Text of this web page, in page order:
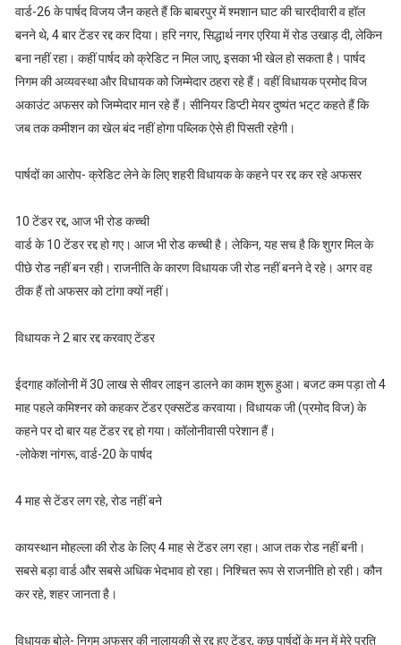
वार्ड-26 के पार्षद विजय जैन कहते हैं कि बाबरपुर में श्मशान घाट की चारदीवारी व हॉल
बनने थे, 4 बार टेंडर रद्द कर दिया। हरि नगर, सिद्धार्थ नगर एरिया में रोड उखाड़ दी, लेकिन
बना नहीं रहा। कहीं पार्षद को क्रेडिट न मिल जाए, इसका भी खेल हो सकता है। पार्षद
निगम की अव्यवस्था और विधायक को जिम्मेदार ठहरा रहे हैं। वहीं विधायक प्रमोद विज
अकाउंट अफसर को जिम्मेदार मान रहे हैं। सीनियर डिप्टी मेयर दुष्यंत भट्‌ट कहते हैं कि
जब तक कमीशन का खेल बंद नहीं होगा पब्लिक ऐसे ही पिसती रहेगी।
पार्षदों का आरोप- क्रेडिट लेने के लिए शहरी विधायक के कहने पर रद्द कर रहे अफसर
10 टेंडर रद्द, आज भी रोड कच्ची
वार्ड के 10 टेंडर रद्द हो गए। आज भी रोड कच्ची है। लेकिन, यह सच है कि शुगर मिल के
पीछे रोड नहीं बन रही। राजनीति के कारण विधायक जी रोड नहीं बनने दे रहे। अगर वह
ठीक हैं तो अफसर को टांगा क्यों नहीं।
विधायक ने 2 बार रद्द करवाए टेंडर
ईदगाह कॉलोनी में 30 लाख से सीवर लाइन डालने का काम शुरू हुआ। बजट कम पड़ा तो 4
माह पहले कमिश्नर को कहकर टेंडर एक्सटेंड करवाया। विधायक जी (प्रमोद विज) के
कहने पर दो बार यह टेंडर रद्द हो गया। कॉलोनीवासी परेशान हैं।
-लोकेश नांगरू, वार्ड-20 के पार्षद
4 माह से टेंडर लग रहे, रोड नहीं बने
कायस्थान मोहल्ला की रोड के लिए 4 माह से टेंडर लग रहा। आज तक रोड नहीं बनी।
सबसे बड़ा वार्ड और सबसे अधिक भेदभाव हो रहा। निश्चित रूप से राजनीति हो रही। कौन
कर रहे, शहर जानता है।
विधायक बोले- निगम अफसर की नालायकी से रद्द हुए टेंडर, कुछ पार्षदों के मन में मेरे प्रति